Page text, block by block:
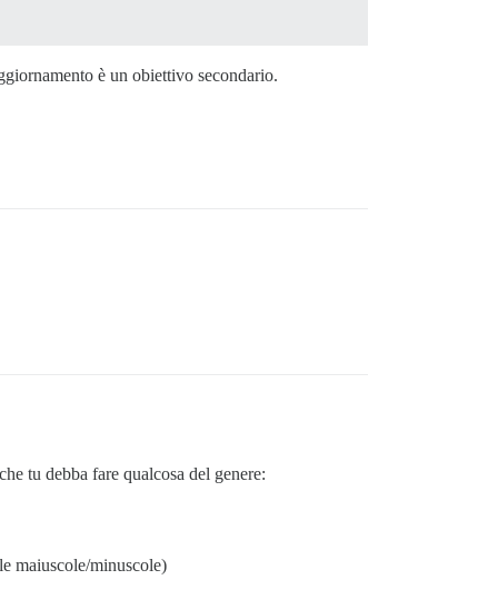
è un obiettivo secondario.
tu debba fare qualcosa del genere:
maiuscole/minuscole)